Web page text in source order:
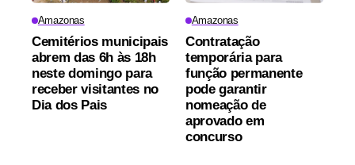
Amazonas
Cemitérios municipais
abrem das 6h às 18h
neste domingo para
receber visitantes no
Dia dos Pais
Amazonas
Contratação
temporária para
função permanente
pode garantir
nomeação de
aprovado em
concurso